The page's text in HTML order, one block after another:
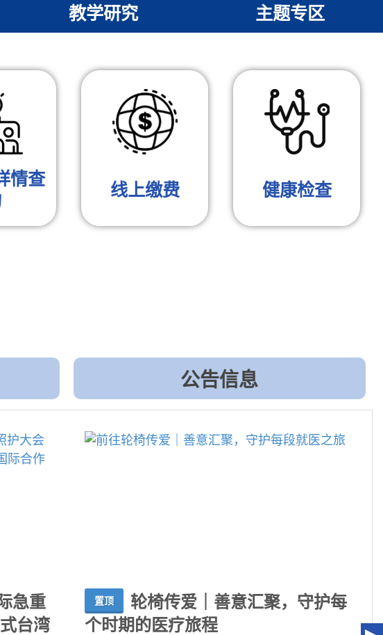
教学研究 主题专区
情查
线上缴费 健康检查
公告信息
急重
台湾
置顶
轮椅传爱｜善意汇聚，守护每
个时期的医疗旅程